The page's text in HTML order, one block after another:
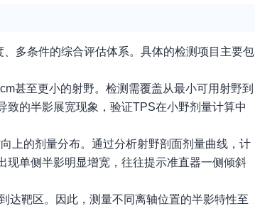
多条件的综合评估体系。具体的检测项目主要包
甚至更小的射野。检测需覆盖从最小可用射野到
的半影展宽现象，验证TPS在小野剂量计算中
上的剂量分布。通过分析射野剖面剂量曲线，计
现单侧半影明显增宽，往往提示准直器一侧倾斜
达靶区。因此，测量不同离轴位置的半影特性至